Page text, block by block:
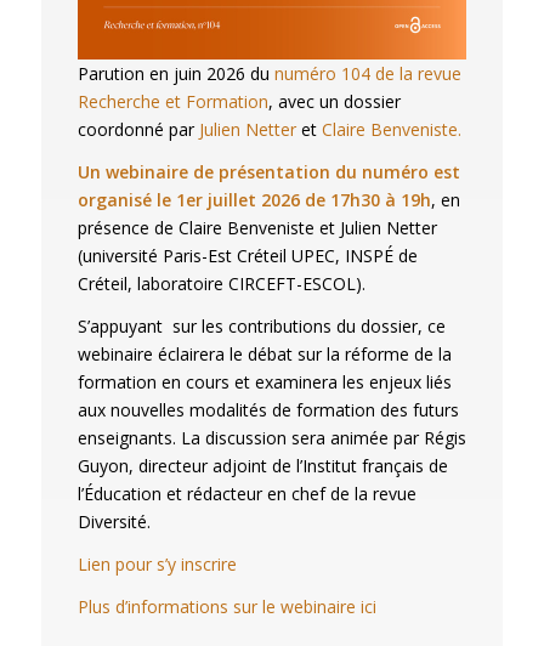
Parution en juin 2026 du numéro 104 de la revue
Recherche et Formation, avec un dossier
coordonné par Julien Netteret Claire Benveniste.
Un webinaire de présentation du numéro est
organisé le 1er juillet 2026 de 17h30 à 19h, en
présence de Claire Benveniste et Julien Netter
(université Paris-Est Créteil UPEC, INSPÉ de
Créteil, laboratoire CIRCEFT-ESCOL).
S’appuyant sur les contributions du dossier, ce
webinaire éclairera le débat sur la réforme de la
formation en cours et examinera les enjeux liés
aux nouvelles modalités de formation des futurs
enseignants. La discussion sera animée par Régis
Guyon, directeur adjoint de l’Institut français de
l’Éducation et rédacteur en chef de la revue
Diversité.
Lien pour s’y inscrire
Plus d’informations sur le webinaire ici